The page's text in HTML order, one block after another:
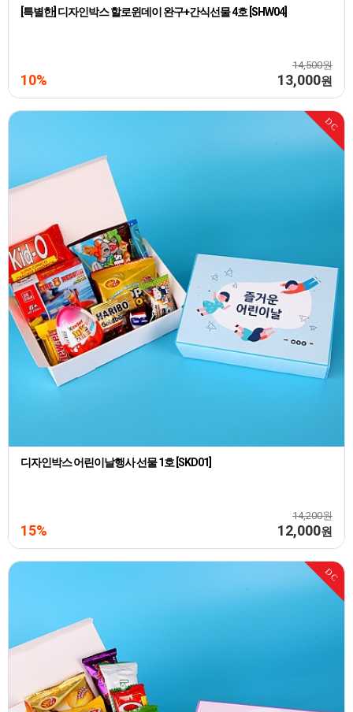
[특별한] 디자인박스 할로윈데이 완구+간식선물 4호 [SHW04]
14,500원
10% 13,000원
DC
디자인박스 어린이날행사 선물 1호 [SKD01]
14,200원
15% 12,000원
DC